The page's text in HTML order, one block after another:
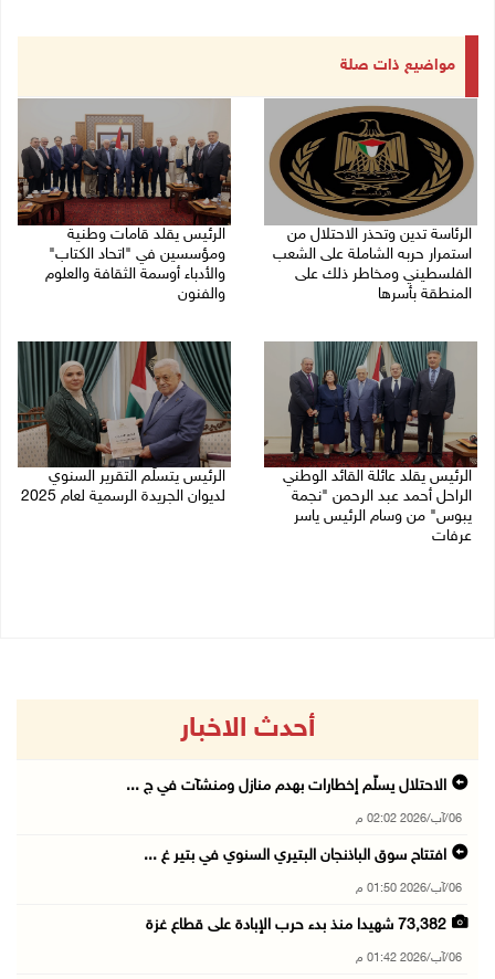
مواضيع ذات صلة
الرئاسة تدين وتحذر الاحتلال من
استمرار حربه الشاملة على الشعب
الفلسطيني ومخاطر ذلك على
المنطقة بأسرها
الرئيس يقلد قامات وطنية
ومؤسسين في "اتحاد الكتاب"
والأدباء أوسمة الثقافة والعلوم
والفنون
الرئيس يقلد عائلة القائد الوطني
الراحل أحمد عبد الرحمن "نجمة
يبوس" من وسام الرئيس ياسر
عرفات
الرئيس يتسلّم التقرير السنوي
لديوان الجريدة الرسمية لعام 2025
أحدث الاخبار
الاحتلال يسلّم إخطارات بهدم منازل ومنشآت في ج ...
06/آب/2026 02:02 م
افتتاح سوق الباذنجان البتيري السنوي في بتير غ ...
06/آب/2026 01:50 م
73,382 شهيدا منذ بدء حرب الإبادة على قطاع غزة
06/آب/2026 01:42 م